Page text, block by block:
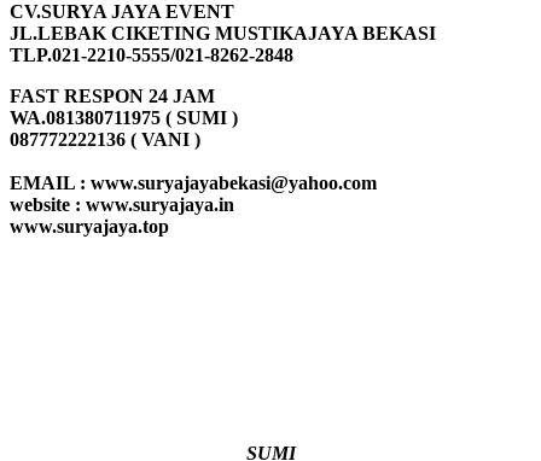
CV.SURYA JAYA EVENT
JL.LEBAK CIKETING MUSTIKAJAYA BEKASI
TLP.021-2210-5555/021-8262-2848
FAST RESPON 24 JAM
WA.081380711975 ( SUMI )
087772222136 ( VANI )
EMAIL : www.suryajayabekasi@yahoo.com
website : www.suryajaya.in
www.suryajaya.top
SUMI